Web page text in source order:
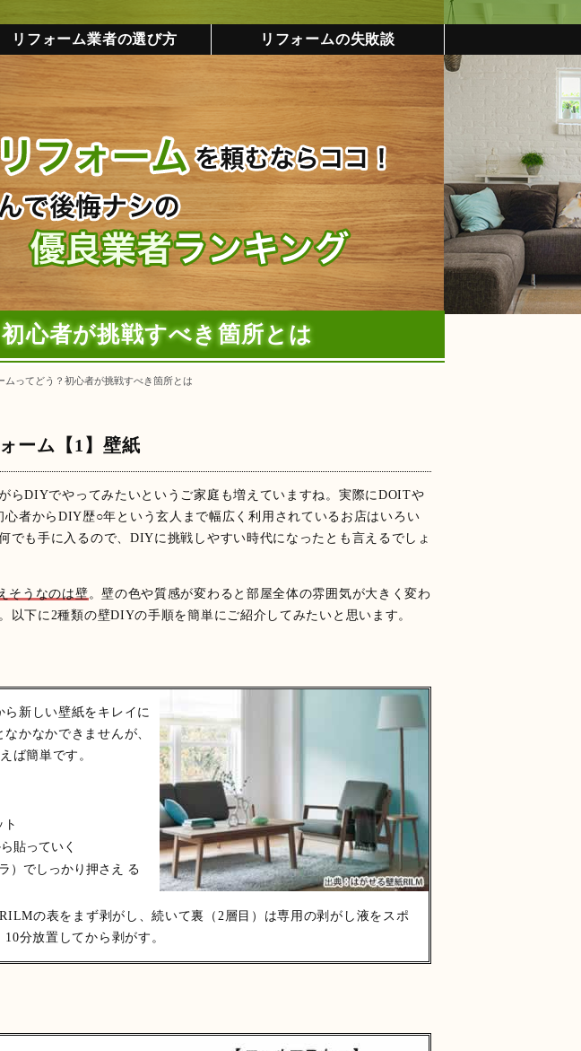
リフォーム業者の選び方 リフォームの失敗談
心者が挑戦すべき箇所とは
ムってどう？初心者が挑戦すべき箇所とは
ーム【1】壁紙
らDIYでやってみたいというご家庭も増えていますね。実際にDOITや
者からDIY歴○年という玄人まで幅広く利用されているお店はいろい
でも手に入るので、DIYに挑戦しやすい時代になったとも言えるでしょ
そうなのは壁。壁の色や質感が変わると部屋全体の雰囲気が大きく変わ
以下に2種類の壁DIYの手順を簡単にご紹介してみたいと思います。
新しい壁紙をキレイに
かなかできませんが、
ば簡単です。
貼っていく
）でしっかり押さえ る
の表をまず剥がし、続いて裏（2層目）は専用の剥がし液をスポ
分放置してから剥がす。